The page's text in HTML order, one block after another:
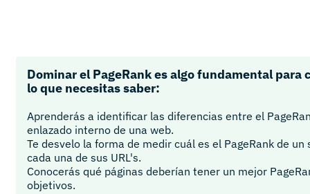
Dominar el PageRank es algo fundamental para
lo que necesitas saber:
Aprenderás a identificar las diferencias entre el
enlazado interno de una web.
Te desvelo la forma de medir cuál es el PageRank de
cada una de sus URL's.
Conocerás qué páginas deberían tener un mejor
objetivos.